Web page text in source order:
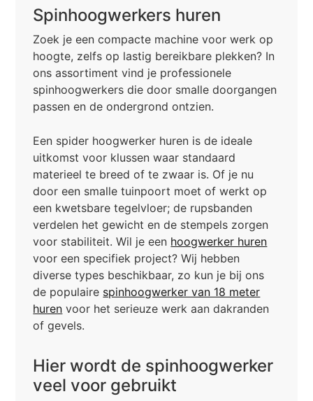
Spinhoogwerkers huren
Zoek je een compacte machine voor werk op
hoogte, zelfs op lastig bereikbare plekken? In
ons assortiment vind je professionele
spinhoogwerkers die door smalle doorgangen
passen en de ondergrond ontzien.
Een spider hoogwerker huren is de ideale
uitkomst voor klussen waar standaard
materieel te breed of te zwaar is. Of je nu
door een smalle tuinpoort moet of werkt op
een kwetsbare tegelvloer; de rupsbanden
verdelen het gewicht en de stempels zorgen
voor stabiliteit. Wil je een hoogwerker huren
voor een specifiek project? Wij hebben
diverse types beschikbaar, zo kun je bij ons
de populaire spinhoogwerker van 18 meter
huren voor het serieuze werk aan dakranden
of gevels.
Hier wordt de spinhoogwerker
veel voor gebruikt